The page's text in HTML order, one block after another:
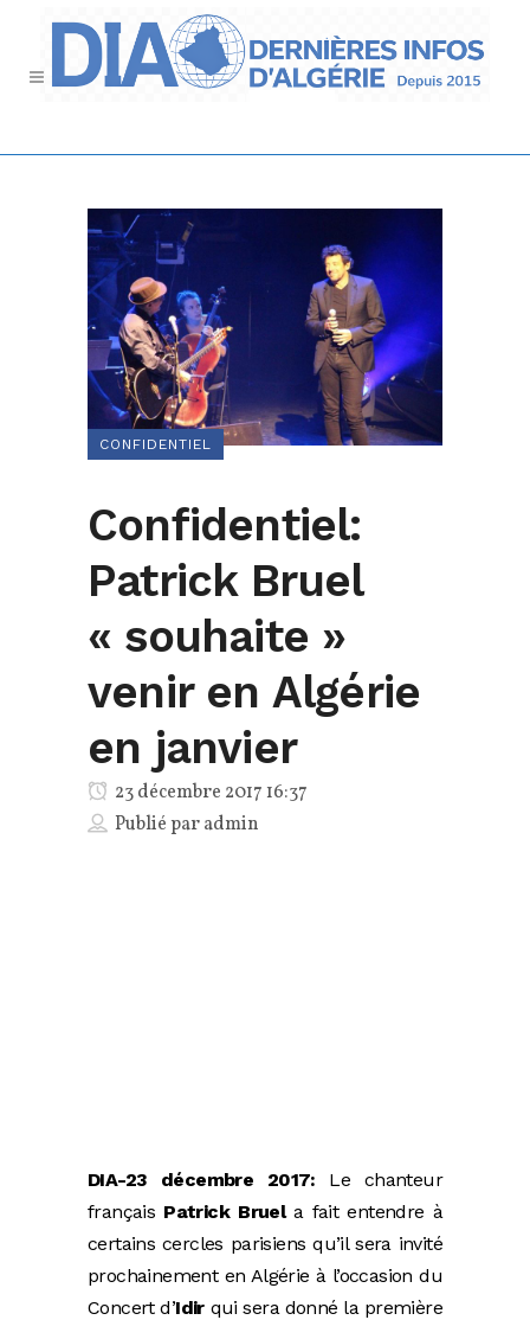
CONFIDENTIEL
Confidentiel:
Patrick Bruel
« souhaite »
venir en Algérie
en janvier
23 décembre 2017 16:37
Publié paradmin
DIA-23 décembre 2017: Le chanteur
français Patrick Bruela fait entendre à
certains cercles parisiens qu’il sera invité
prochainement en Algérie à l’occasion du
Concert d’Idirqui sera donné la première